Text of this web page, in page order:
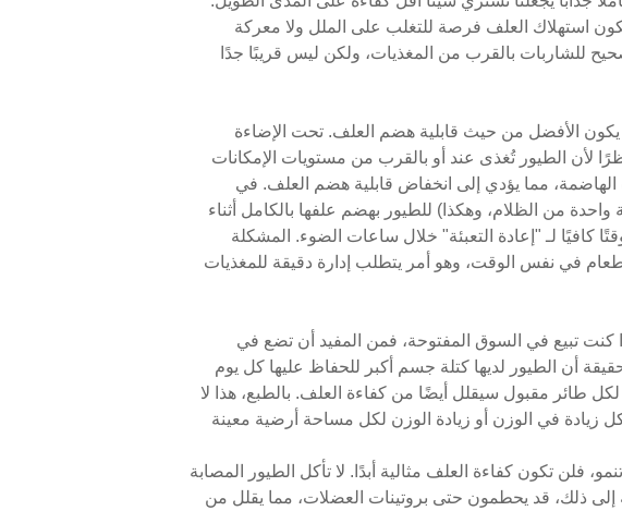
استهلاك العلف فرصة للتغلب على الملل ولا معركة
للشاربات بالقرب من المغذيات، ولكن ليس قريبًا جدًا
واحدة من الظلام قد لا يكون الأفضل من حيث قابلية هضم العلف. تحت الإضاءة
لأن الطيور تُغذى عند أو بالقرب من مستويات الإمكانات
الهاضمة، مما يؤدي إلى انخفاض قابلية هضم العلف. في
من الظلام، وهكذا) للطيور بهضم علفها بالكامل أثناء
كافيًا لـ "إعادة التعبئة" خلال ساعات الضوء. المشكلة
في نفس الوقت، وهو أمر يتطلب إدارة دقيقة للمغذيات
تبيع في السوق المفتوحة، فمن المفيد أن تضع في
أن الطيور لديها كتلة جسم أكبر للحفاظ عليها كل يوم
طائر مقبول سيقلل أيضًا من كفاءة العلف. بالطبع، هذا لا
زيادة في الوزن أو زيادة الوزن لكل مساحة أرضية معينة
فلن تكون كفاءة العلف مثالية أبدًا. لا تأكل الطيور المصابة
إلى ذلك، قد يحطمون حتى بروتينات العضلات، مما يقلل من